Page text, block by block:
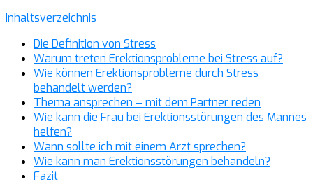
Inhaltsverzeichnis
Die Definition von Stress
Warum treten Erektionsprobleme bei Stress auf?
Wie können Erektionsprobleme durch Stress
behandelt werden?
Thema ansprechen – mit dem Partner reden
Wie kann die Frau bei Erektionsstörungen des Mannes
helfen?
Wann sollte ich mit einem Arzt sprechen?
Wie kann man Erektionsstörungen behandeln?
Fazit